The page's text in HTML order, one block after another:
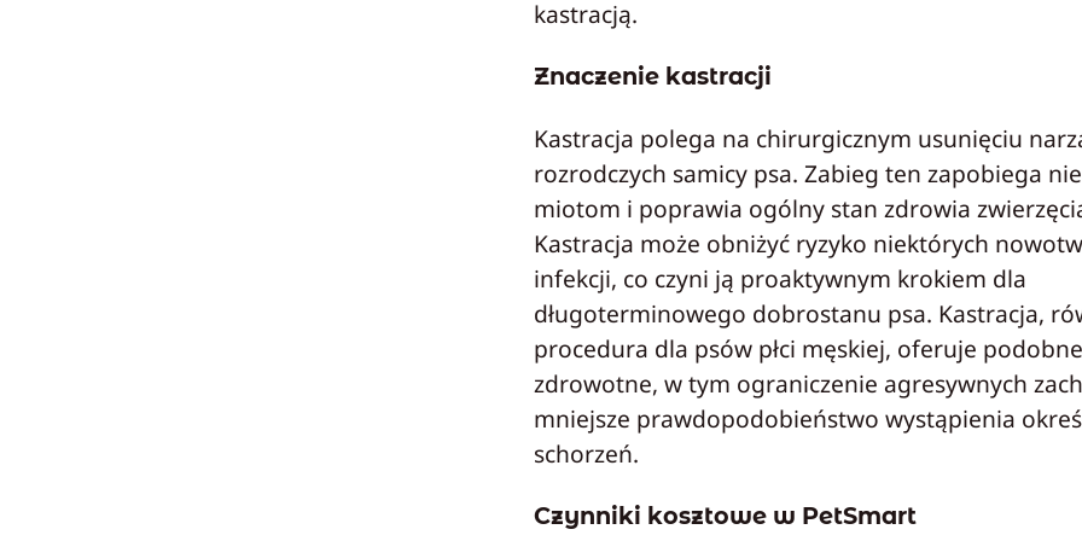
kastracją.
Znaczenie kastracji
Kastracja polega na chirurgicznym usunięciu
rozrodczych samicy psa. Zabieg ten zapobiega
miotom i poprawia ogólny stan zdrowia
Kastracja może obniżyć ryzyko niektórych
infekcji, co czyni ją proaktywnym krokiem dla
długoterminowego dobrostanu psa. Kastracja,
procedura dla psów płci męskiej, oferuje
zdrowotne, w tym ograniczenie agresywnych
mniejsze prawdopodobieństwo wystąpienia
schorzeń.
Czynniki kosztowe w PetSmart